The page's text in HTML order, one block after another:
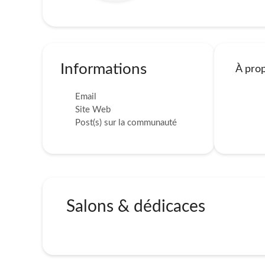
Informations
Email
Site Web
Post(s) sur la communauté
À
Salons & dédicaces